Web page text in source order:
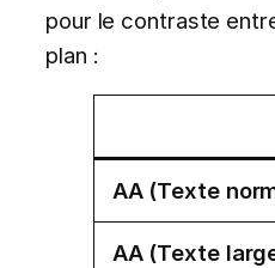
pour le contraste
plan :
AA (Texte
AA (Texte